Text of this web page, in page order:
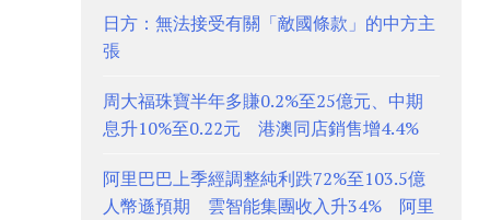
日方：無法接受有關「敵國條款」的中方主
張
周大福珠寶半年多賺0.2%至25億元、中期
息升10%至0.22元 港澳同店銷售增4.4%
阿里巴巴上季經調整純利跌72%至103.5億
人幣遜預期 雲智能集團收入升34% 阿里